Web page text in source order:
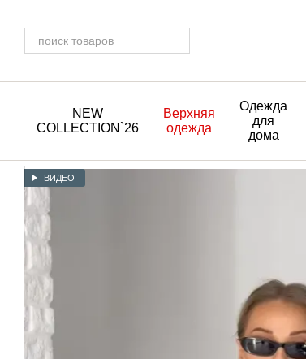
NEW
COLLECTION`26
Верхняя
одежда
Одежда
для
дома
ВИДЕО